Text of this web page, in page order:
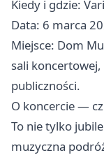
Kiedy i gdzie:
Data: 6 marca
Miejsce: Dom
sali
publiczności.
O koncercie —
To nie tylko
muzyczna